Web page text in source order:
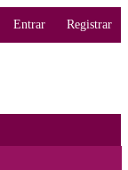
Entrar Registrar